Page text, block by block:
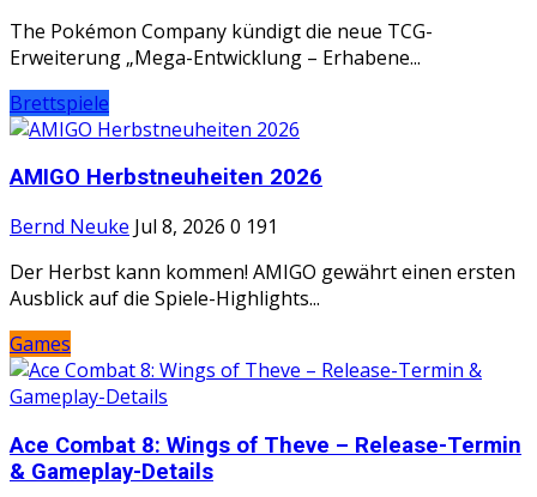
The Pokémon Company kündigt die neue TCG-
Erweiterung „Mega-Entwicklung – Erhabene...
Brettspiele
AMIGO Herbstneuheiten 2026
Bernd Neuke Jul 8, 2026 0 191
Der Herbst kann kommen! AMIGO gewährt einen ersten
Ausblick auf die Spiele-Highlights...
Games
Ace Combat 8: Wings of Theve – Release-Termin
& Gameplay-Details